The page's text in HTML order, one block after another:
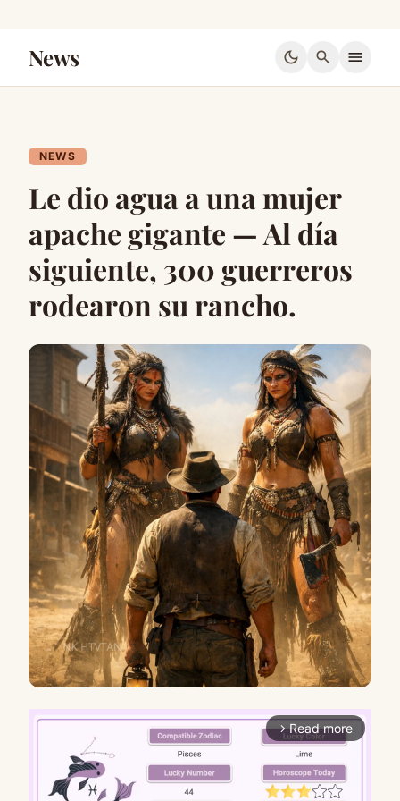
News dark_mode search menu
NEWS
Le dio agua a una mujer
apache gigante — Al día
siguiente, 300 guerreros
rodearon su rancho.
arrow_forward_ios Read more